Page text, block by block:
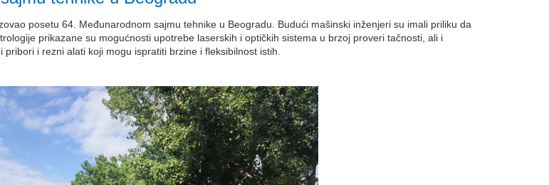
posetu 64. Međunarodnom sajmu tehnike u Beogradu. Budući mašinski inženjeri su imali priliku da
prikazane su mogućnosti upotrebe laserskih i optičkih sistema u brzoj proveri tačnosti, ali i
i rezni alati koji mogu ispratiti brzine i fleksibilnost istih.